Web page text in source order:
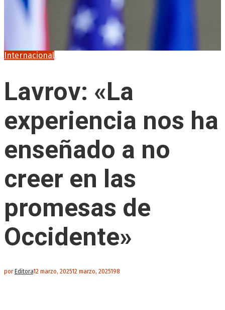
Internacional
Lavrov: «La
experiencia nos ha
enseñado a no
creer en las
promesas de
Occidente»
por Editora12 marzo, 202512 marzo, 2025198